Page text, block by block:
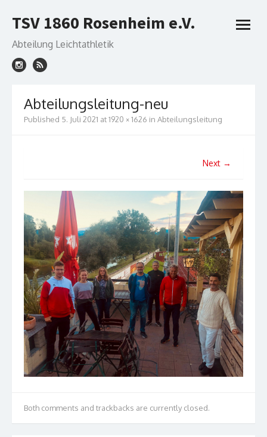
to
TSV 1860 Rosenheim e.V.
Abteilung Leichtathletik
open
Abteilungsleitung-neu
Published 5. Juli 2021 at1920 × 1626 in Abteilungsleitung
Next →
Both comments and trackbacks are currently closed.